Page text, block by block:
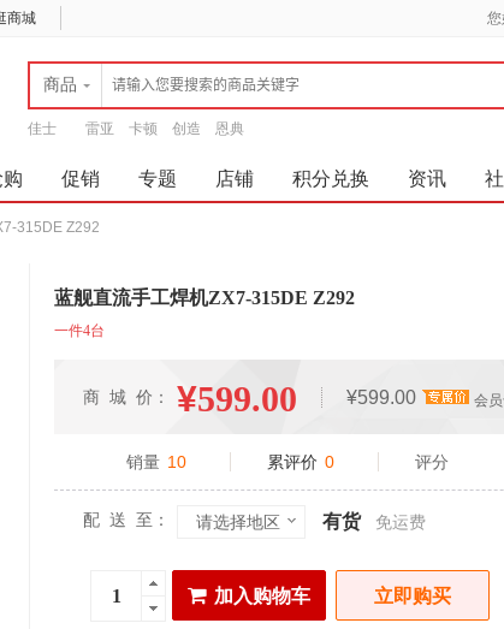
商城 您
商品
佳士 雷亚 卡顿 创造 恩典
促销 专题 店铺 积分兑换 资讯
315DE Z292
蓝舰直流手工焊机ZX7-315DE Z292
一件4台
商 城 价： ¥599.00 ¥599.00 会
销量 10 累评价 0 评分
配 送 至： 请选择地区 有货 免运费
加入购物车 立即购买